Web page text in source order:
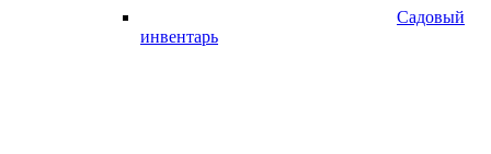
Садовый
инвентарь